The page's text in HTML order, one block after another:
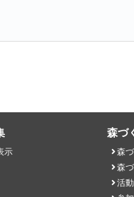
示
森づ
森
森
活